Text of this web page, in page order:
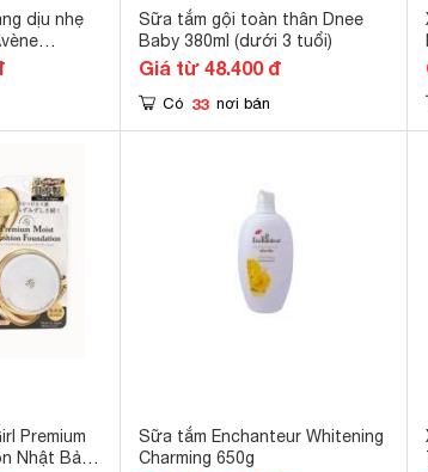
dịu nhẹ
125ml
Sữa tắm gội toàn thân Dnee
Baby 380ml (dưới 3 tuổi)
Giá từ 48.400 đ
Có 33 nơi bán
Premium
Nhật Bản
Sữa tắm Enchanteur Whitening
Charming 650g